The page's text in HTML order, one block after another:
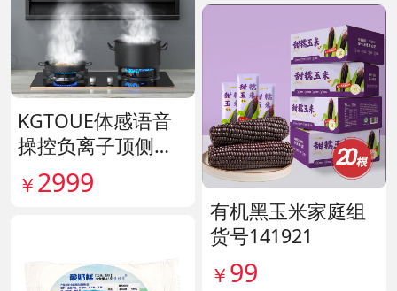
KGTOUE体感语音
操控负离子顶侧大
吸力烟机 货号1398
28
￥ 2999
有机黑玉米家庭组
货号141921
￥ 99